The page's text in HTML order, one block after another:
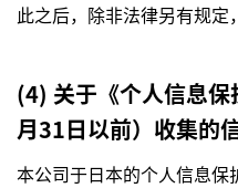
此之后，除非法律另有规定
(4) 关于《个人信息
月31日以前）收集的
本公司于日本的个人信息保